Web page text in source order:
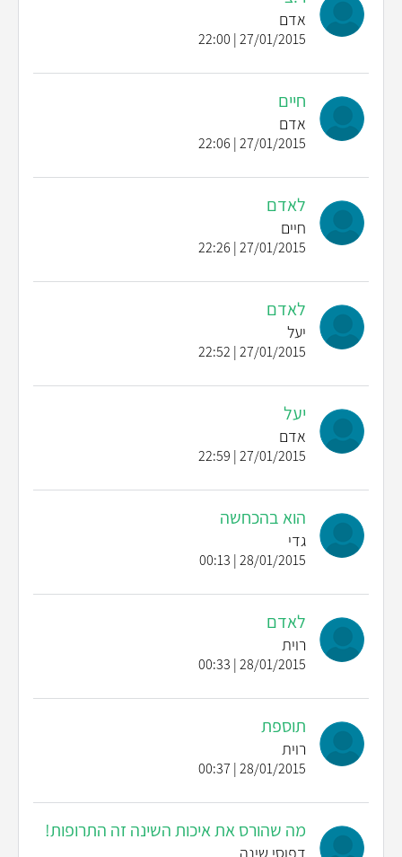
אדם
27/01/2015 | 22:00
חיים
אדם
27/01/2015 | 22:06
לאדם
חיים
27/01/2015 | 22:26
לאדם
יעל
27/01/2015 | 22:52
יעל
אדם
27/01/2015 | 22:59
הוא בהכחשה
גדי
28/01/2015 | 00:13
לאדם
רוית
28/01/2015 | 00:33
תוספת
רוית
28/01/2015 | 00:37
מה שהורס את איכות השינה זה התרופות!